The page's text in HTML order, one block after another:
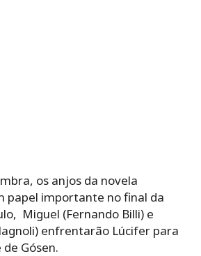
os anjos da novela
papel importante no final da
Miguel (Fernando Billi) e
enfrentarão Lúcifer para
Gósen.